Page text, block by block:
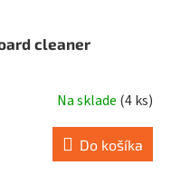
cleaner
Na sklade (4 ks)
Do košíka